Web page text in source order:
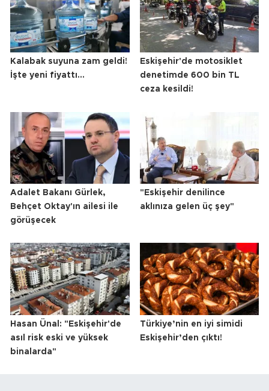
Kalabak suyuna zam geldi!
İşte yeni fiyattı...
Eskişehir'de motosiklet
denetimde 600 bin TL
ceza kesildi!
Adalet Bakanı Gürlek,
Behçet Oktay'ın ailesi ile
görüşecek
"Eskişehir denilince
aklınıza gelen üç şey"
Hasan Ünal: "Eskişehir'de
asıl risk eski ve yüksek
binalarda"
Türkiye’nin en iyi simidi
Eskişehir’den çıktı!